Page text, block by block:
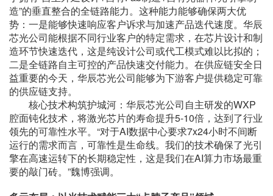
造”的垂直整合的全链路能力。这种能力能够确保两大优
势：一是能够快速响应客户诉求与加速产品迭代速度。华辰
芯光公司能根据不同行业客户的特定需求，在芯片设计和制
造环节快速迭代，这是纯设计公司或代工模式难以比拟的；
二是全链路自主可控的产品快速交付能力。在供应链安全日
益重要的今天，华辰芯光公司能够为下游客户提供稳定可靠
的供应链支持。
核心技术构筑护城河：华辰芯光公司自主研发的WXP
腔面钝化技术，将激光芯片的寿命提升5-10倍，达到了行业
领先的可靠性水平。“对于AI数据中心要求7x24小时不间断
运行的需求而言，可靠性是生命线。我们的技术确保了光引
擎在高速运转下的长期稳定性，这是我们在AI算力市场最重
要的敲门砖。”魏博强调。